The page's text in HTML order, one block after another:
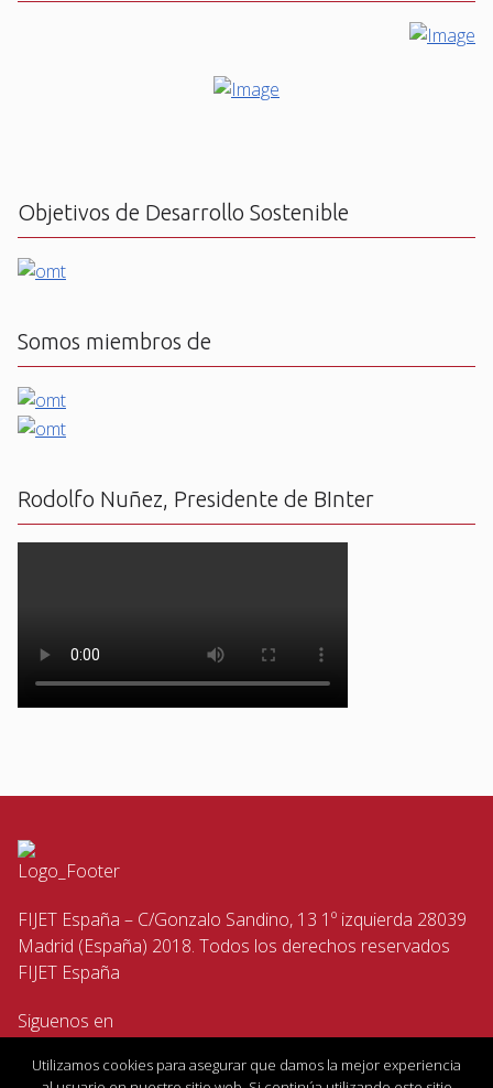
Objetivos de Desarrollo Sostenible
Somos miembros de
Rodolfo Nuñez, Presidente de BInter
FIJET España – C/Gonzalo Sandino, 13 1º izquierda 28039
Madrid (España) 2018. Todos los derechos reservados
FIJET España
Siguenos en
Utilizamos cookies para asegurar que damos la mejor experiencia